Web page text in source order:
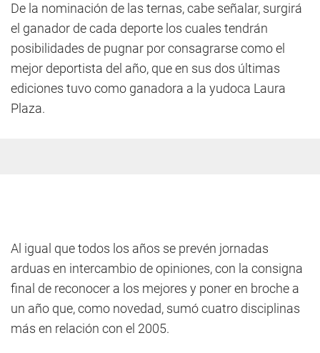
De la nominación de las ternas, cabe señalar, surgirá
el ganador de cada deporte los cuales tendrán
posibilidades de pugnar por consagrarse como el
mejor deportista del año, que en sus dos últimas
ediciones tuvo como ganadora a la yudoca Laura
Plaza.
Al igual que todos los años se prevén jornadas
arduas en intercambio de opiniones, con la consigna
final de reconocer a los mejores y poner en broche a
un año que, como novedad, sumó cuatro disciplinas
más en relación con el 2005.